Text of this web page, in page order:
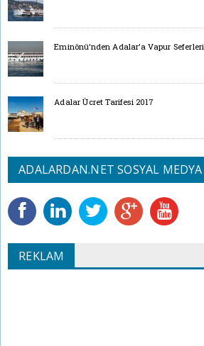
Eminönü’nden Adalar’a Vapur Seferleri
Adalar Ücret Tarifesi 2017
ADALARDAN.NET SOSYAL MEDYA
REKLAM